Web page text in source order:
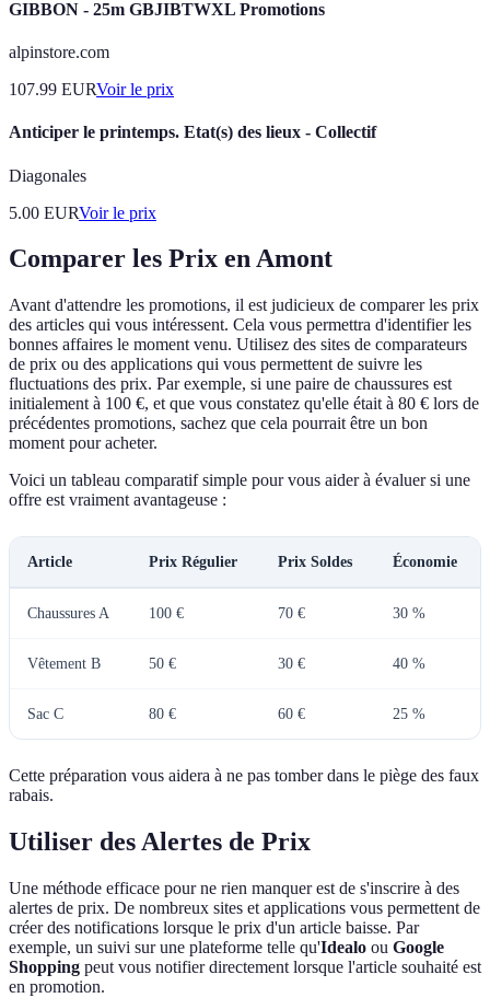
GIBBON - 25m GBJIBTWXL Promotions
alpinstore.com
107.99 EURVoir le prix
Anticiper le printemps. Etat(s) des lieux - Collectif
Diagonales
5.00 EURVoir le prix
Comparer les Prix en Amont
Avant d'attendre les promotions, il est judicieux de comparer les prix
des articles qui vous intéressent. Cela vous permettra d'identifier les
bonnes affaires le moment venu. Utilisez des sites de comparateurs
de prix ou des applications qui vous permettent de suivre les
fluctuations des prix. Par exemple, si une paire de chaussures est
initialement à 100 €, et que vous constatez qu'elle était à 80 € lors de
précédentes promotions, sachez que cela pourrait être un bon
moment pour acheter.
Voici un tableau comparatif simple pour vous aider à évaluer si une
offre est vraiment avantageuse :
Article Prix Régulier Prix Soldes Économie
Chaussures A 100 € 70 € 30 %
Vêtement B 50 € 30 € 40 %
Sac C 80 € 60 € 25 %
Cette préparation vous aidera à ne pas tomber dans le piège des faux
rabais.
Utiliser des Alertes de Prix
Une méthode efficace pour ne rien manquer est de s'inscrire à des
alertes de prix. De nombreux sites et applications vous permettent de
créer des notifications lorsque le prix d'un article baisse. Par
exemple, un suivi sur une plateforme telle qu'Idealo ou Google
Shopping peut vous notifier directement lorsque l'article souhaité est
en promotion.